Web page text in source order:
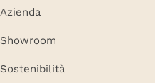
Azienda
Showroom
Sostenibilità